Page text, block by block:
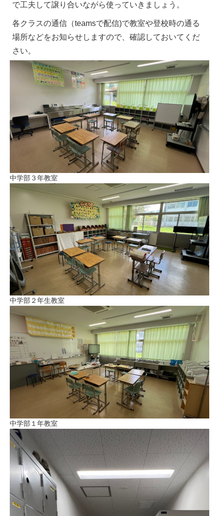
で工夫して譲り合いながら使っていきましょう。
各クラスの通信（teamsで配信)で教室や登校時の通る
場所などをお知らせしますので、確認しておいてくだ
さい。
中学部３年教室
中学部２年生教室
中学部１年教室